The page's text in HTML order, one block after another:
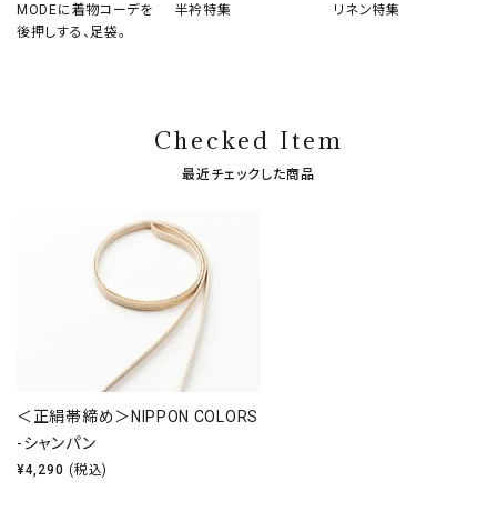
MODEに着物コーデを
後押しする、足袋。
半衿特集 リネン特集
Checked Item
最近チェックした商品
＜正絹帯締め＞NIPPON COLORS
-シャンパン
¥4,290 (税込)